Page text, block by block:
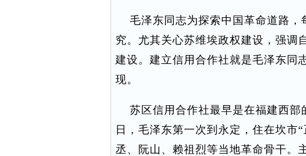
毛泽东同志为探索中国革命道路，
究。尤其关心苏维埃政权建设，强调
建设。建立信用合作社就是毛泽东同
现。
苏区信用合作社最早是在福建西部
日，毛泽东第一次到永定，住在坎市
丞、阮山、赖祖烈等当地革命骨干。